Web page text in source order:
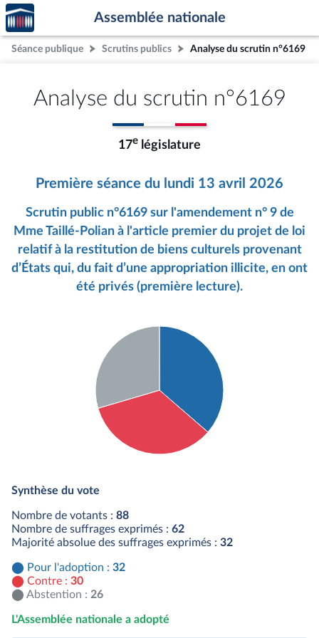
Aller au contenu
Aller en bas de la page
Accèder
à la
page
d'accueil
Assemblée nationale
Séance publique Scrutins publics Analyse du scrutin n°6169
Analyse du scrutin n°6169
17e législature
Première séance du lundi 13 avril 2026
Scrutin public n°6169 sur l'amendement n° 9 de
Mme Taillé-Polian à l'article premier du projet de loi
relatif à la restitution de biens culturels provenant
d’États qui, du fait d’une appropriation illicite, en ont
été privés (première lecture).
Synthèse du vote
Nombre de votants : 88
Nombre de suffrages exprimés : 62
Majorité absolue des suffrages exprimés : 32
Pour l'adoption : 32
Contre : 30
Abstention : 26
L'Assemblée nationale a adopté